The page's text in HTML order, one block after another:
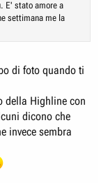
E' stato amore a
settimana me la
di foto quando ti
della Highline con
dicono che
invece sembra